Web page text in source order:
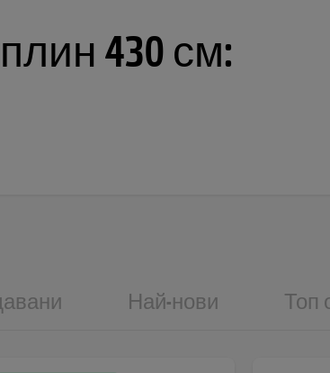
430 см:
Най-нови Топ